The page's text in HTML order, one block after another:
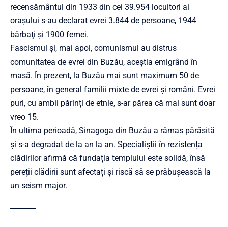
recensământul din 1933 din cei 39.954 locuitori ai
orașului s-au declarat evrei 3.844 de persoane, 1944
bărbaţi şi 1900 femei.
Fascismul și, mai apoi, comunismul au distrus
comunitatea de evrei din Buzău, aceștia emigrând în
masă. În prezent, la Buzău mai sunt maximum 50 de
persoane, în general familii mixte de evrei și români. Evrei
puri, cu ambii părinți de etnie, s-ar părea că mai sunt doar
vreo 15.
În ultima perioadă, Sinagoga din Buzău a rămas părăsită
și s-a degradat de la an la an. Specialiștii în rezistența
clădirilor afirmă că fundația templului este solidă, însă
pereții clădirii sunt afectați și riscă să se prăbușească la
un seism major.